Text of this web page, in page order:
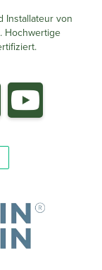
Installateur von
Hochwertige